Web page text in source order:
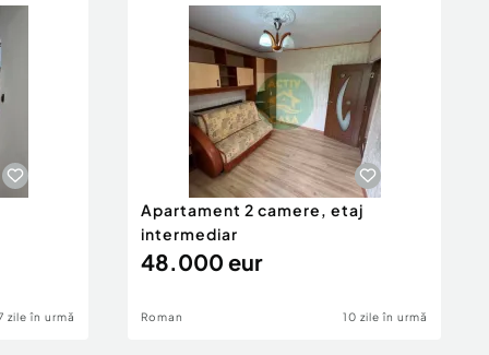
zile în urmă
Apartament 2 camere, etaj
intermediar
48.000 eur
Roman 10 zile în urmă